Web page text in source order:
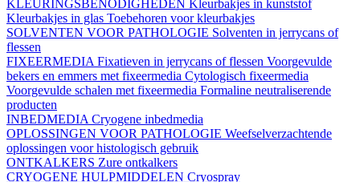
KLEURINGSBENODIGHEDEN Kleurbakjes in kunststof
Kleurbakjes in glas Toebehoren voor kleurbakjes
SOLVENTEN VOOR PATHOLOGIE Solventen in jerrycans of
flessen
FIXEERMEDIA Fixatieven in jerrycans of flessen Voorgevulde
bekers en emmers met fixeermedia Cytologisch fixeermedia
Voorgevulde schalen met fixeermedia Formaline neutraliserende
producten
INBEDMEDIA Cryogene inbedmedia
OPLOSSINGEN VOOR PATHOLOGIE Weefselverzachtende
oplossingen voor histologisch gebruik
ONTKALKERS Zure ontkalkers
CRYOGENE HULPMIDDELEN Cryospray